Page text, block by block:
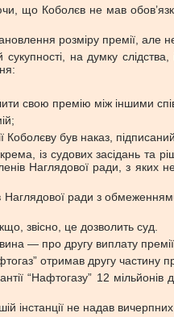
що Коболєв не мав
розміру премії, але
сукупності, на думку
свою премію між іншими
був наказ,
із судових засідань та
Наглядової ради, з
Наглядової ради з
звісно, це дозволить суд.
— про другу виплату
отримав другу частину
“Нафтогазу” 12
інстанції не надав